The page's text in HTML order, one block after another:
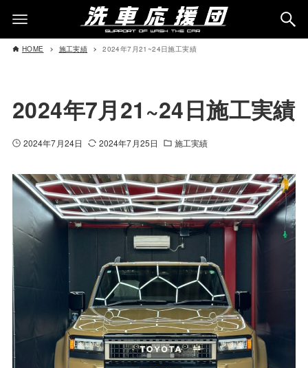
HOME 施工実績 2024年7月21~24日施工実績
2024年7月21~24日施工実績
2024年7月24日 2024年7月25日 施工実績